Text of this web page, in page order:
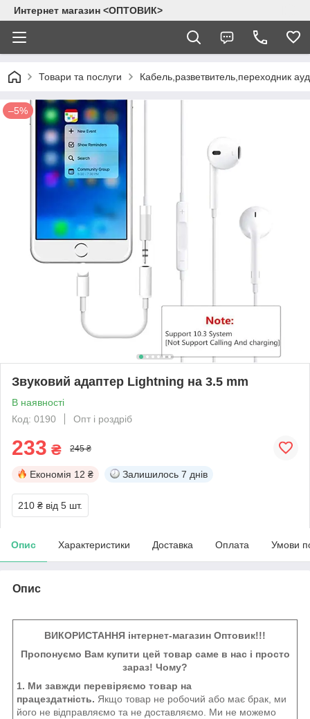
Интернет магазин <ОПТОВИК>
Товари та послуги Кабель,разветвитель,переходник
–5%
Звуковий адаптер Lightning на 3.5 mm
В наявності
Код: 0190
Опт і роздріб
233 ₴ 245 ₴
Економія 12 ₴ Залишилось 7 днів
210 ₴ від 5 шт.
Опис Характеристики Доставка Оплата Умови
Опис
ВИКОРИСТАННЯ інтернет-магазин Оптовик!!!
Пропонуємо Вам купити цей товар саме в нас і просто
зараз! Чому?
1. Ми завжди перевіряємо товар на
працездатність. Якщо товар не робочий або має брак, ми
його не відправляємо та не доставляємо. Ми не можемо